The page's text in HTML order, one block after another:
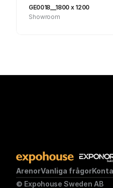
GE0018__1800 x 1200
Showroom
ArenorVanliga frågor
© Expohouse Sweden AB